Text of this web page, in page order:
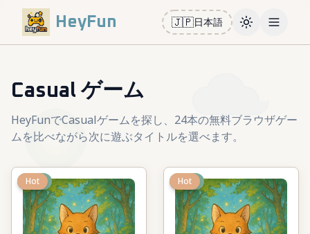
HeyFun 🇯🇵日本語 ToggleOpen
Casual ゲーム
HeyFunでCasualゲームを探し、24本の無料ブラウザゲー
ムを比べながら次に遊ぶタイトルを選べます。
New
Hot New
Hot